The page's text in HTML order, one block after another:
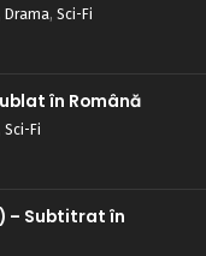
Drama, Sci-Fi
în Română
Sci-Fi
– Subtitrat în